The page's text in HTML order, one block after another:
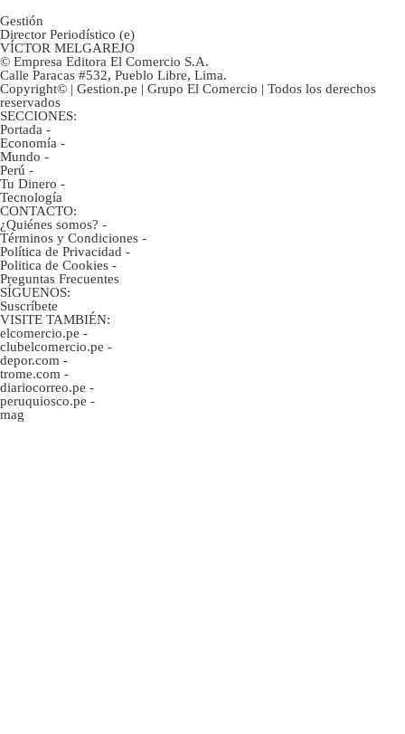
Gestión
Director Periodístico (e)
VÍCTOR MELGAREJO
© Empresa Editora El Comercio S.A.
Calle Paracas #532, Pueblo Libre, Lima.
Copyright© | Gestion.pe | Grupo El Comercio | Todos los derechos
reservados
SECCIONES:
Portada -
Economía -
Mundo -
Perú -
Tu Dinero -
Tecnología
CONTACTO:
¿Quiénes somos? -
Términos y Condiciones -
Política de Privacidad -
Politica de Cookies -
Preguntas Frecuentes
SÍGUENOS:
Suscríbete
VISITE TAMBIÉN:
elcomercio.pe -
clubelcomercio.pe -
depor.com -
trome.com -
diariocorreo.pe -
peruquiosco.pe -
mag